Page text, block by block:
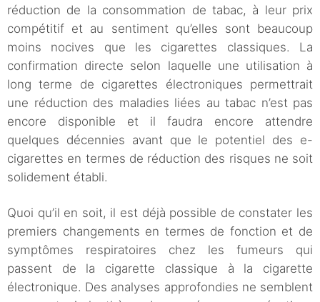
réduction de la consommation de tabac, à leur prix
compétitif et au sentiment qu’elles sont beaucoup
moins nocives que les cigarettes classiques. La
confirmation directe selon laquelle une utilisation à
long terme de cigarettes électroniques permettrait
une réduction des maladies liées au tabac n’est pas
encore disponible et il faudra encore attendre
quelques décennies avant que le potentiel des e-
cigarettes en termes de réduction des risques ne soit
solidement établi.
Quoi qu’il en soit, il est déjà possible de constater les
premiers changements en termes de fonction et de
symptômes respiratoires chez les fumeurs qui
passent de la cigarette classique à la cigarette
électronique. Des analyses approfondies ne semblent